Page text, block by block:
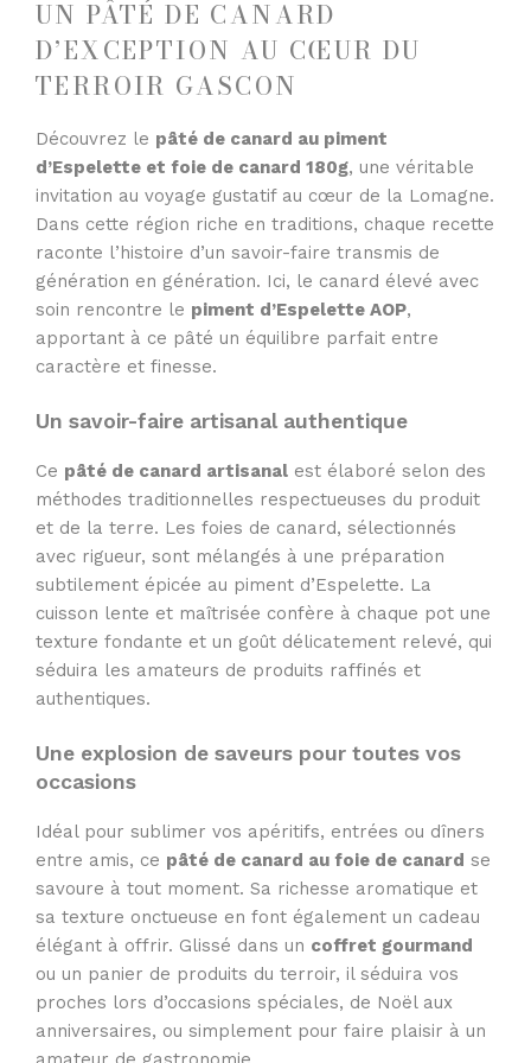
UN PÂTÉ DE CANARD
D’EXCEPTION AU CŒUR DU
TERROIR GASCON
Découvrez le pâté de canard au piment
d’Espelette et foie de canard 180g, une véritable
invitation au voyage gustatif au cœur de la Lomagne.
Dans cette région riche en traditions, chaque recette
raconte l’histoire d’un savoir-faire transmis de
génération en génération. Ici, le canard élevé avec
soin rencontre le piment d’Espelette AOP,
apportant à ce pâté un équilibre parfait entre
caractère et finesse.
Un savoir-faire artisanal authentique
Ce pâté de canard artisanal est élaboré selon des
méthodes traditionnelles respectueuses du produit
et de la terre. Les foies de canard, sélectionnés
avec rigueur, sont mélangés à une préparation
subtilement épicée au piment d’Espelette. La
cuisson lente et maîtrisée confère à chaque pot une
texture fondante et un goût délicatement relevé, qui
séduira les amateurs de produits raffinés et
authentiques.
Une explosion de saveurs pour toutes vos
occasions
Idéal pour sublimer vos apéritifs, entrées ou dîners
entre amis, ce pâté de canard au foie de canard se
savoure à tout moment. Sa richesse aromatique et
sa texture onctueuse en font également un cadeau
élégant à offrir. Glissé dans un coffret gourmand
ou un panier de produits du terroir, il séduira vos
proches lors d’occasions spéciales, de Noël aux
anniversaires, ou simplement pour faire plaisir à un